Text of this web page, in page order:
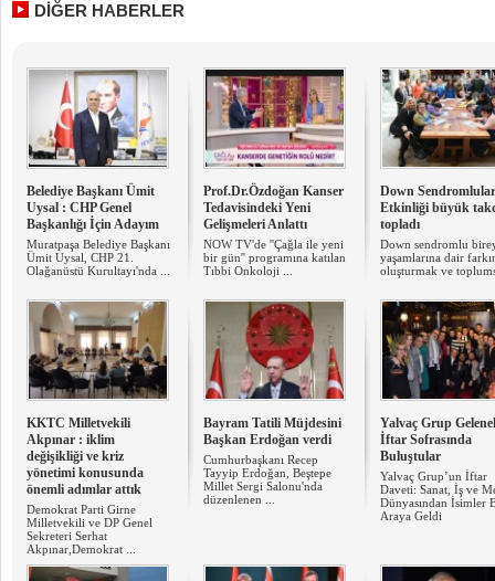
DİĞER HABERLER
Belediye Başkanı Ümit
Uysal : CHP Genel
Başkanlığı İçin Adayım
Muratpaşa Belediye Başkanı
Ümit Uysal, CHP 21.
Olağanüstü Kurultayı'nda ...
Prof.Dr.Özdoğan Kanser
Tedavisindeki Yeni
Gelişmeleri Anlattı
NOW TV'de ''Çağla ile yeni
bir gün'' programına katılan
Tıbbi Onkoloji ...
Down Sendromlular
Etkinliği büyük
topladı
Down sendromlu
yaşamlarına dair
oluşturmak ve
KKTC Milletvekili
Akpınar : iklim
değişikliği ve kriz
yönetimi konusunda
önemli adımlar attık
Demokrat Parti Girne
Milletvekili ve DP Genel
Sekreteri Serhat
Akpınar,Demokrat ...
Bayram Tatili Müjdesini
Başkan Erdoğan verdi
Cumhurbaşkanı Recep
Tayyip Erdoğan, Beştepe
Millet Sergi Salonu'nda
düzenlenen ...
Yalvaç Grup
İftar Sofrasında
Buluştular
Yalvaç Grup’un İftar
Daveti: Sanat, İş ve
Dünyasından İsimler
Araya Geldi